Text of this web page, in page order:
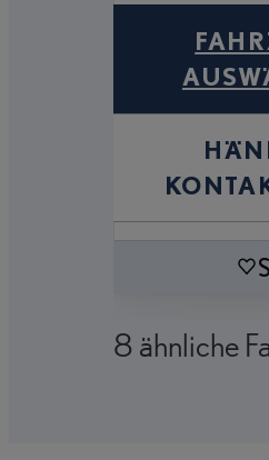
8 ähnliche